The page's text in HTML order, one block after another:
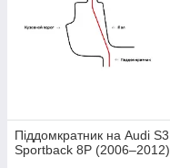
Піддомкратник на Audi S3
Sportback 8P (2006–2012)